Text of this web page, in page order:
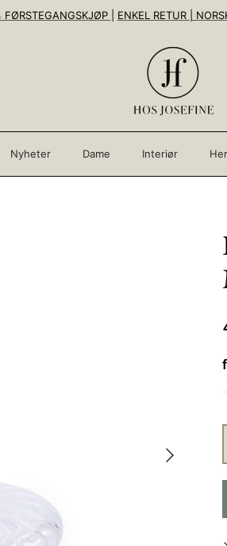
FØRSTEGANGSKJØP ENKEL RETUR |
Nyheter Dame Interiør